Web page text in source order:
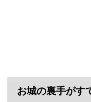
お城の裏手がす